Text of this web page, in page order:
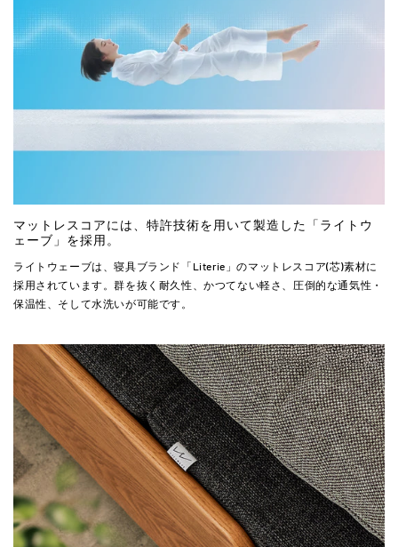
マットレスコアには、特許技術を用いて製造した「ライトウ
ェーブ」を採用。
ライトウェーブは、寝具ブランド「Literie」のマットレスコア(芯)素材に
採用されています。群を抜く耐久性、かつてない軽さ、圧倒的な通気性・
保温性、そして水洗いが可能です。